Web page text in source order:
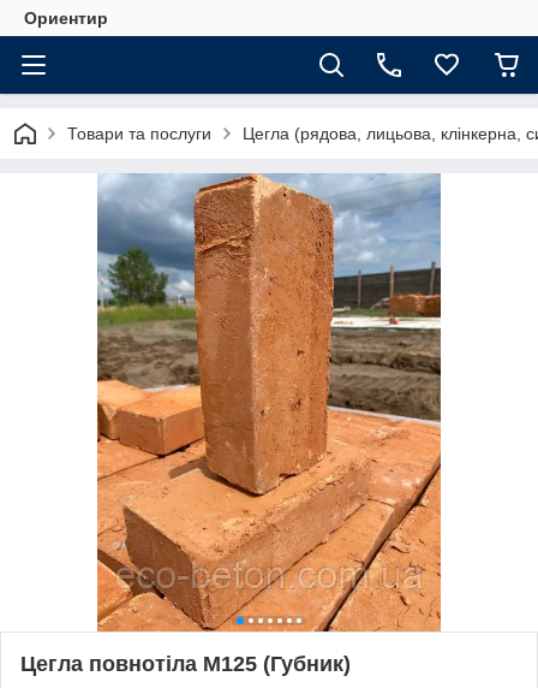
Ориентир
Товари та послуги Цегла (рядова, лицьова, клінкерна,
Цегла повнотіла М125 (Губник)